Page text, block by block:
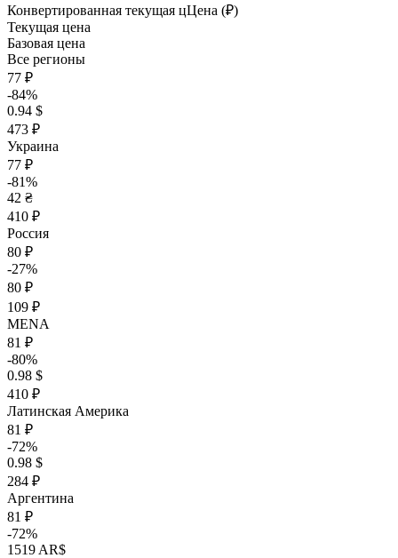
Конвертированная текущая цЦена (₽)
Текущая цена
Базовая цена
Все регионы
77 ₽
-84%
0.94 $
473 ₽
Украина
77 ₽
-81%
42 ₴
410 ₽
Россия
80 ₽
-27%
80 ₽
109 ₽
MENA
81 ₽
-80%
0.98 $
410 ₽
Латинская Америка
81 ₽
-72%
0.98 $
284 ₽
Аргентина
81 ₽
-72%
1519 AR$